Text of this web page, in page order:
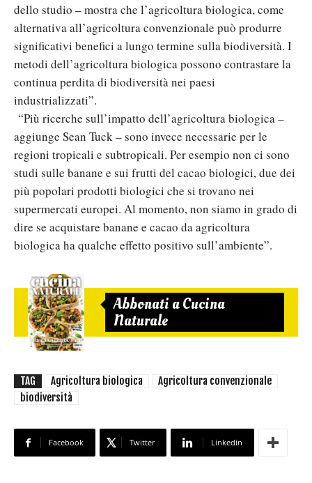
dello studio – mostra che l’agricoltura biologica, come
alternativa all’agricoltura convenzionale può produrre
significativi benefici a lungo termine sulla biodiversità. I
metodi dell’agricoltura biologica possono contrastare la
continua perdita di biodiversità nei paesi
industrializzati”.
“Più ricerche sull’impatto dell’agricoltura biologica –
aggiunge Sean Tuck – sono invece necessarie per le
regioni tropicali e subtropicali. Per esempio non ci sono
studi sulle banane e sui frutti del cacao biologici, due dei
più popolari prodotti biologici che si trovano nei
supermercati europei. Al momento, non siamo in grado di
dire se acquistare banane e cacao da agricoltura
biologica ha qualche effetto positivo sull’ambiente”.
Abbonati a Cucina
Naturale
TAG Agricoltura biologica
Agricoltura convenzionale
biodiversità
Facebook Twitter Linkedin